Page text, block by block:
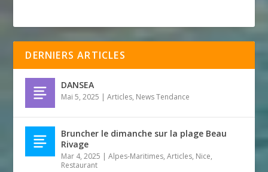
DERNIERS ARTICLES
DANSEA
Mai 5, 2025 |Articles, News Tendance
Bruncher le dimanche sur la plage Beau
Rivage
Mar 4, 2025 |Alpes-Maritimes,Articles, Nice,
Restaurant